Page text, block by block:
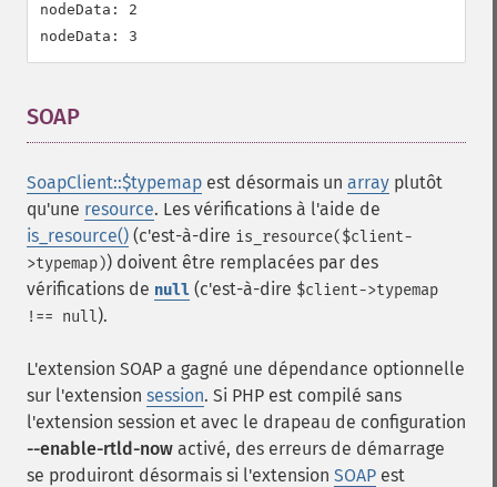
nodeData: 2
SOAP
SoapClient::$typemap est désormais un array plutôt
qu'une resource. Les vérifications à l'aide de
is_resource() (c'est-à-dire is_resource($client-
>typemap)) doivent être remplacées par des
vérifications de null (c'est-à-dire $client->typemap
!== null).
L'extension SOAP a gagné une dépendance optionnelle
sur l'extension session. Si PHP est compilé sans
l'extension session et avec le drapeau de configuration
--enable-rtld-now activé, des erreurs de démarrage
se produiront désormais si l'extension SOAP est